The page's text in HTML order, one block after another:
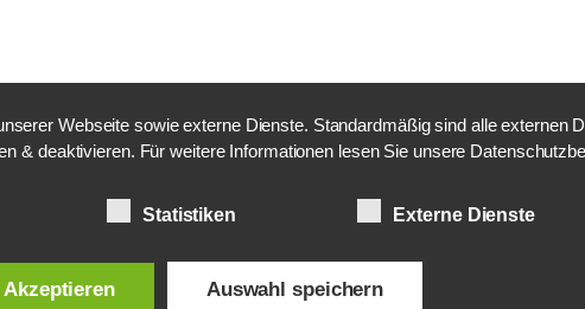
Webseite sowie externe Dienste. Standardmäßig sind alle externen
& deaktivieren. Für weitere Informationen lesen Sie unsere
Statistiken Externe Dienste
Auswahl speichern